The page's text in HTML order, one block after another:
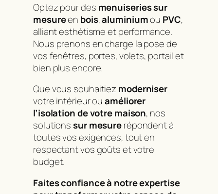
Optez pour des menuiseries sur
mesureen bois,aluminiumou PVC,
alliant esthétisme et performance.
Nous prenons en charge la pose de
vos fenêtres, portes, volets, portail et
bien plus encore.
Que vous souhaitiez moderniser
votre intérieur ouaméliorer
l’isolation de votre maison, nos
solutionssur mesurerépondent à
toutes vos exigences, tout en
respectant vos goûts et votre
budget.
Faites confiance à notre expertise